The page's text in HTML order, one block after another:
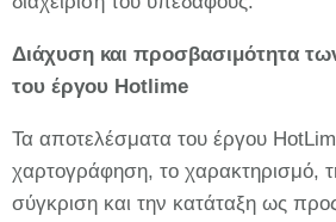
Διάχυση και προσβασιμότητα
του έργου Hotlime
Τα αποτελέσματα του έργου
χαρτογράφηση, το χαρακτηρισμό,
σύγκριση και την κατάταξη ως